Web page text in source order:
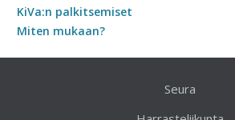
KiVa:n palkitsemiset
Miten mukaan?
Seura